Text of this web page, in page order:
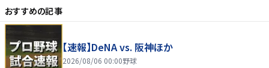
おすすめの記事
【速報】DeNA vs. 阪神ほか
2026/08/06 00:00野球